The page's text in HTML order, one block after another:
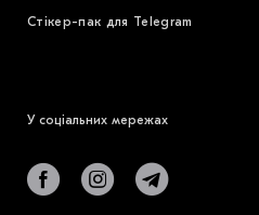
Стікер-пак для Telegram
У соціальних мережах